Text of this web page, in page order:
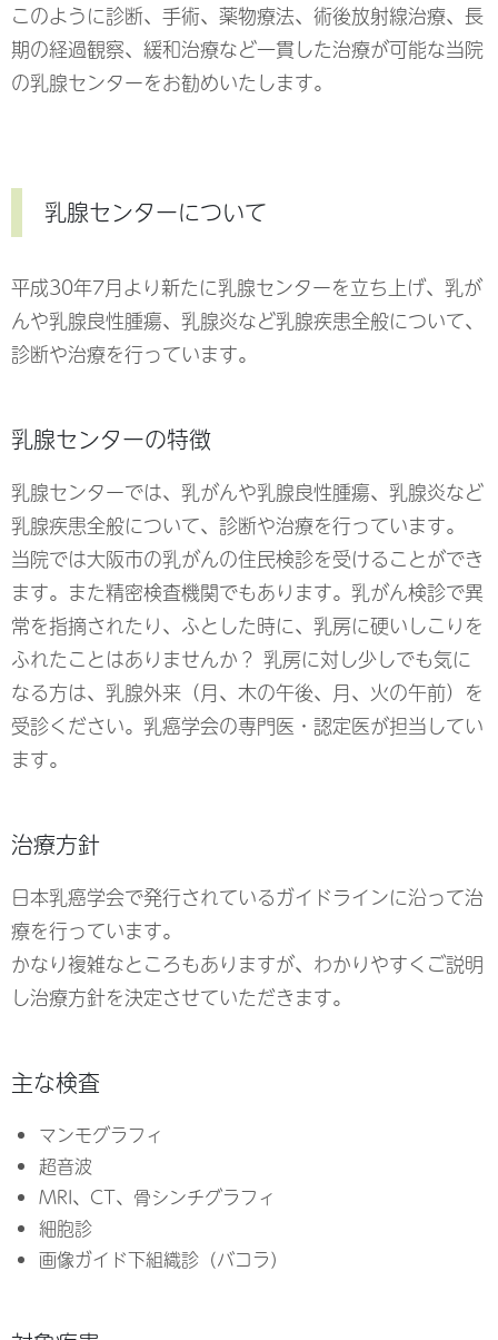
このように診断、手術、薬物療法、術後放射線治療、長
期の経過観察、緩和治療など一貫した治療が可能な当院
の乳腺センターをお勧めいたします。
乳腺センターについて
平成30年7月より新たに乳腺センターを立ち上げ、乳が
んや乳腺良性腫瘍、乳腺炎など乳腺疾患全般について、
診断や治療を行っています。
乳腺センターの特徴
乳腺センターでは、乳がんや乳腺良性腫瘍、乳腺炎など
乳腺疾患全般について、診断や治療を行っています。
当院では大阪市の乳がんの住民検診を受けることができ
ます。また精密検査機関でもあります。乳がん検診で異
常を指摘されたり、ふとした時に、乳房に硬いしこりを
ふれたことはありませんか？ 乳房に対し少しでも気に
なる方は、乳腺外来（月、木の午後、月、火の午前）を
受診ください。乳癌学会の専門医・認定医が担当してい
ます。
治療方針
日本乳癌学会で発行されているガイドラインに沿って治
療を行っています。
かなり複雑なところもありますが、わかりやすくご説明
し治療方針を決定させていただきます。
主な検査
マンモグラフィ
超音波
MRI、CT、骨シンチグラフィ
細胞診
画像ガイド下組織診（バコラ）